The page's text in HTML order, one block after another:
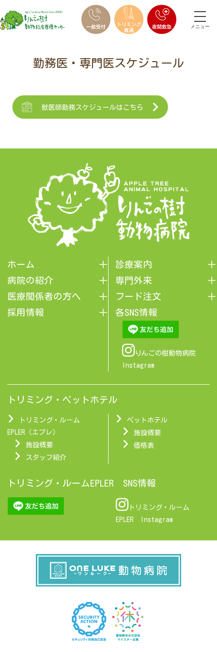
メニュー
勤務医・専門医スケジュール
ホーム
病院の紹介
医療関係者の方へ
採用情報
診療案内
専門外来
フード注文
各SNS情報
りんごの樹動物病院
Instagram
トリミング・ペットホテル
トリミング・ルーム
EPLER（エプレ）
施設概要
スタッフ紹介
ペットホテル
施設概要
価格表
トリミング・ルームEPLER SNS情報
トリミング・ルーム
EPLER Instagram